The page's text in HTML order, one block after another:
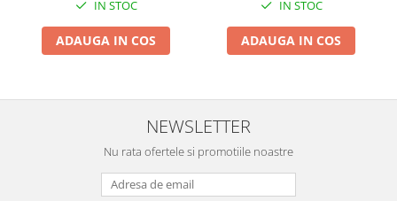
IN STOC
ADAUGA IN COS
IN STOC
ADAUGA IN COS
NEWSLETTER
Nu rata ofertele si promotiile noastre